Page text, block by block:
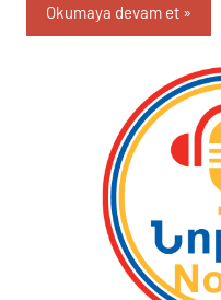
Okumaya devam et